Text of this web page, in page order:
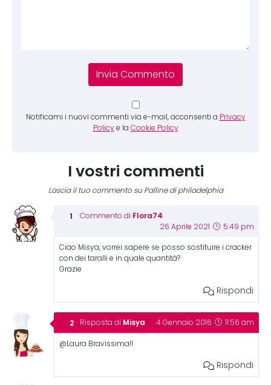
Notificami i nuovi commenti via e-mail, acconsenti a Privacy
Policy e la Cookie Policy
I vostri commenti
Lascia il tuo commento su Palline di philadelphia
Commento di Flora74
26 Aprile 2021 5:49 pm
Ciao Misya, vorrei sapere se posso sostituire i cracker
con dei taralli e in quale quantità?
Grazie
Rispondi
Risposta di Misya 4 Gennaio 2016 11:56 am
@Laura Bravissima!!
Rispondi